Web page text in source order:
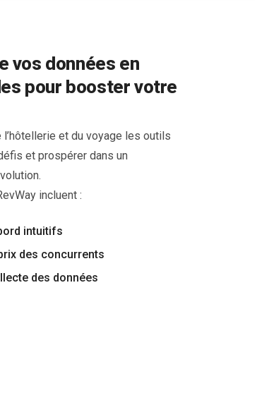
vos données en
pour booster votre
et du voyage les outils
et prospérer dans un
incluent :
intuitifs
des concurrents
des données